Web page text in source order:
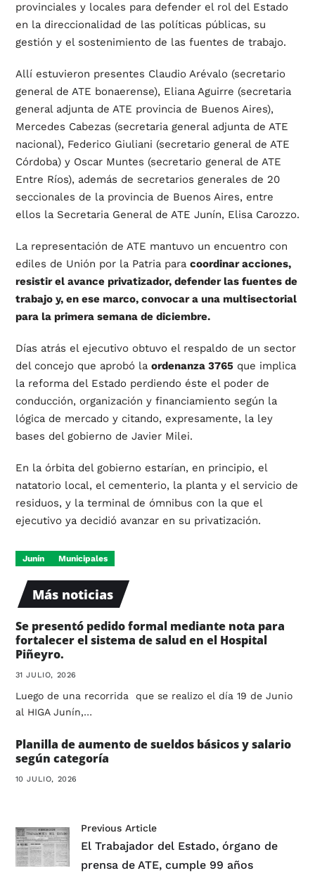
provinciales y locales para defender el rol del Estado
en la direccionalidad de las políticas públicas, su
gestión y el sostenimiento de las fuentes de trabajo.
Allí estuvieron presentes Claudio Arévalo (secretario
general de ATE bonaerense), Eliana Aguirre (secretaria
general adjunta de ATE provincia de Buenos Aires),
Mercedes Cabezas (secretaria general adjunta de ATE
nacional), Federico Giuliani (secretario general de ATE
Córdoba) y Oscar Muntes (secretario general de ATE
Entre Ríos), además de secretarios generales de 20
seccionales de la provincia de Buenos Aires, entre
ellos la Secretaria General de ATE Junín, Elisa Carozzo.
La representación de ATE mantuvo un encuentro con
ediles de Unión por la Patria para coordinar acciones,
resistir el avance privatizador, defender las fuentes de
trabajo y, en ese marco, convocar a una multisectorial
para la primera semana de diciembre.
Días atrás el ejecutivo obtuvo el respaldo de un sector
del concejo que aprobó la ordenanza 3765que implica
la reforma del Estado perdiendo éste el poder de
conducción, organización y financiamiento según la
lógica de mercado y citando, expresamente, la ley
bases del gobierno de Javier Milei.
En la órbita del gobierno estarían, en principio, el
natatorio local, el cementerio, la planta y el servicio de
residuos, y la terminal de ómnibus con la que el
ejecutivo ya decidió avanzar en su privatización.
Junín Municipales
Más noticias
Se presentó pedido formal mediante nota para
fortalecer el sistema de salud en el Hospital
Piñeyro.
31 JULIO, 2026
Luego de una recorrida que se realizo el día 19 de Junio
al HIGA Junín,…
Planilla de aumento de sueldos básicos y salario
según categoría
10 JULIO, 2026
Previous Article
El Trabajador del Estado, órgano de
prensa de ATE, cumple 99 años